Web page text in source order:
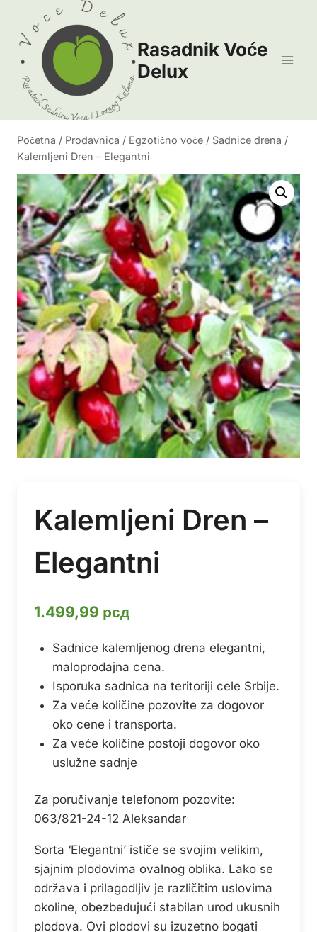
content
Rasadnik Voće
Delux
Početna / Prodavnica / Egzotično voće / Sadnice drena /
Kalemljeni Dren – Elegantni
Kalemljeni Dren –
Elegantni
1.499,99 рсд
Sadnice kalemljenog drena elegantni,
maloprodajna cena.
Isporuka sadnica na teritoriji cele Srbije.
Za veće količine pozovite za dogovor
oko cene i transporta.
Za veće količine postoji dogovor oko
uslužne sadnje
Za poručivanje telefonom pozovite:
063/821-24-12 Aleksandar
Sorta ‘Elegantni’ ističe se svojim velikim,
sjajnim plodovima ovalnog oblika. Lako se
održava i prilagodljiv je različitim uslovima
okoline, obezbeđujući stabilan urod ukusnih
plodova. Ovi plodovi su izuzetno bogati